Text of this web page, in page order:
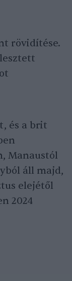
rövidítése.
és a brit
Manaustól
áll majd,
elejétől
2024